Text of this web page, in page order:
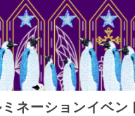
ネーションイベン